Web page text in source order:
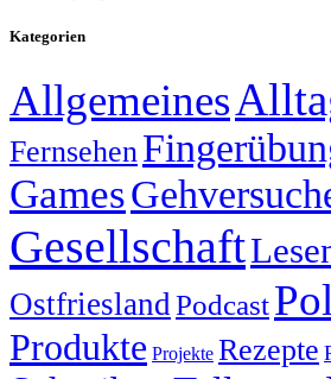
Kategorien
Allgemeines
Fernsehen
Games
Gesellschaft
OstfrieslandPodcast
Produkte Projekte Rezepte